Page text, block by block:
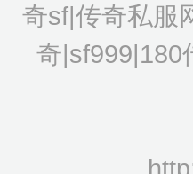
奇sf|传奇私服
奇|sf999|180